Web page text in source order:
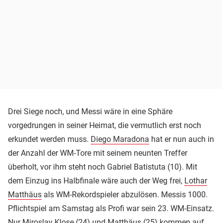
Drei Siege noch, und Messi wäre in eine Sphäre
vorgedrungen in seiner Heimat, die vermutlich erst noch
erkundet werden muss. Diego Maradona hat er nun auch in
der Anzahl der WM-Tore mit seinem neunten Treffer
überholt, vor ihm steht noch Gabriel Batistuta (10). Mit
dem Einzug ins Halbfinale wäre auch der Weg frei, Lothar
Matthäus als WM-Rekordspieler abzulösen. Messis 1000.
Pflichtspiel am Samstag als Profi war sein 23. WM-Einsatz.